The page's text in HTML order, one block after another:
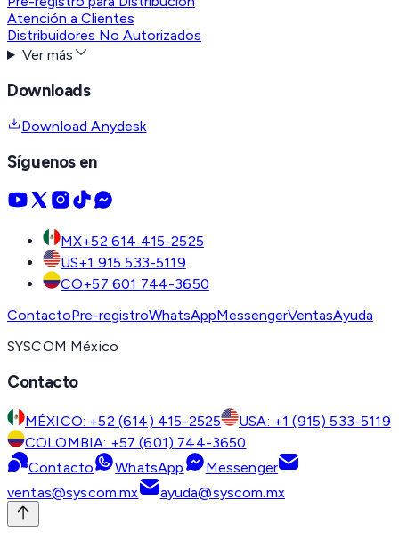
Atención a Clientes
Distribuidores No Autorizados
Ver más
Downloads
Download Anydesk
Síguenos en
MX+52 614 415-2525
US+1 915 533-5119
CO+57 601 744-3650
ContactoPre-registroWhatsAppMessengerVentasAyuda
SYSCOM México
Contacto
MÉXICO: +52 (614) 415-2525
USA: +1 (915) 533-5119
COLOMBIA: +57 (601) 744-3650
Contacto
WhatsApp
Messenger
ventas@syscom.mx
ayuda@syscom.mx